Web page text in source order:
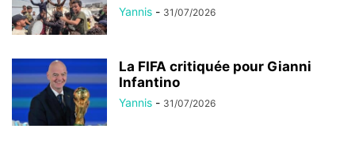
Yannis - 31/07/2026
La FIFA critiquée pour Gianni
Infantino
Yannis - 31/07/2026